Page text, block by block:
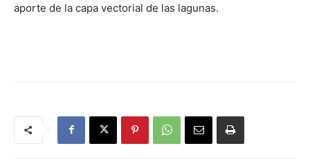
aporte de la capa vectorial de las lagunas.